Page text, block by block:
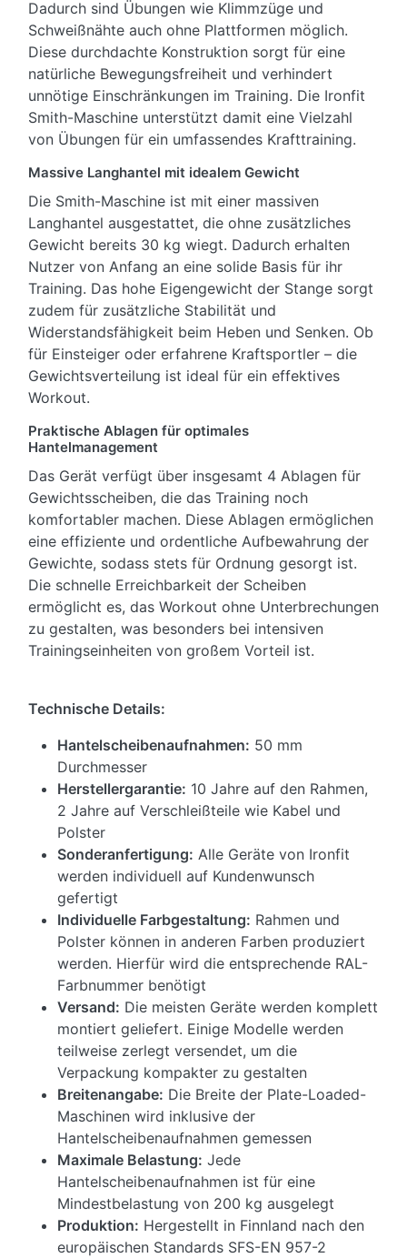
Dadurch sind Übungen wie Klimmzüge und
Schweißnähte auch ohne Plattformen möglich.
Diese durchdachte Konstruktion sorgt für eine
natürliche Bewegungsfreiheit und verhindert
unnötige Einschränkungen im Training. Die Ironfit
Smith-Maschine unterstützt damit eine Vielzahl
von Übungen für ein umfassendes Krafttraining.
Massive Langhantel mit idealem Gewicht
Die Smith-Maschine ist mit einer massiven
Langhantel ausgestattet, die ohne zusätzliches
Gewicht bereits 30 kg wiegt. Dadurch erhalten
Nutzer von Anfang an eine solide Basis für ihr
Training. Das hohe Eigengewicht der Stange sorgt
zudem für zusätzliche Stabilität und
Widerstandsfähigkeit beim Heben und Senken. Ob
für Einsteiger oder erfahrene Kraftsportler – die
Gewichtsverteilung ist ideal für ein effektives
Workout.
Praktische Ablagen für optimales
Hantelmanagement
Das Gerät verfügt über insgesamt 4 Ablagen für
Gewichtsscheiben, die das Training noch
komfortabler machen. Diese Ablagen ermöglichen
eine effiziente und ordentliche Aufbewahrung der
Gewichte, sodass stets für Ordnung gesorgt ist.
Die schnelle Erreichbarkeit der Scheiben
ermöglicht es, das Workout ohne Unterbrechungen
zu gestalten, was besonders bei intensiven
Trainingseinheiten von großem Vorteil ist.
Technische Details:
Hantelscheibenaufnahmen: 50 mm
Durchmesser
Herstellergarantie: 10 Jahre auf den Rahmen,
2 Jahre auf Verschleißteile wie Kabel und
Polster
Sonderanfertigung: Alle Geräte von Ironfit
werden individuell auf Kundenwunsch
gefertigt
Individuelle Farbgestaltung: Rahmen und
Polster können in anderen Farben produziert
werden. Hierfür wird die entsprechende RAL-
Farbnummer benötigt
Versand: Die meisten Geräte werden komplett
montiert geliefert. Einige Modelle werden
teilweise zerlegt versendet, um die
Verpackung kompakter zu gestalten
Breitenangabe: Die Breite der Plate-Loaded-
Maschinen wird inklusive der
Hantelscheibenaufnahmen gemessen
Maximale Belastung: Jede
Hantelscheibenaufnahmen ist für eine
Mindestbelastung von 200 kg ausgelegt
Produktion: Hergestellt in Finnland nach den
europäischen Standards SFS-EN 957-2